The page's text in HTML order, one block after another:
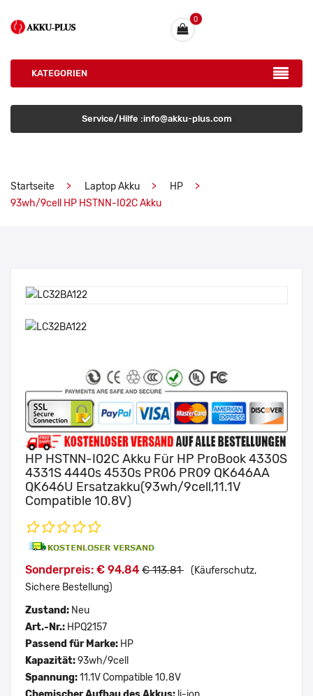
0
KATEGORIEN
Service/Hilfe :info@akku-plus.com
Startseite Laptop Akku
HP
93wh/9cell HP HSTNN-I02C Akku
HP HSTNN-I02C Akku Für HP ProBook 4330S
4331S 4440s 4530s PR06 PR09 QK646AA
QK646U Ersatzakku(93wh/9cell,11.1V
Compatible 10.8V)
Sonderpreis: € 94.84 € 113.81 (Käuferschutz,
Sichere Bestellung)
Zustand: Neu
Art.-Nr.: HPQ2157
Passend für Marke: HP
Kapazität:93wh/9cell
Spannung:11.1V Compatible 10.8V